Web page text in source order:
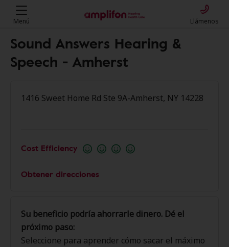
Menú Llámenos
Sound Answers Hearing &
Speech - Amherst
1416 Sweet Home Rd Ste 9A-Amherst, NY 14228
Cost Efficiency
Obtener direcciones
Su beneficio podría ahorrarle dinero. Dé el
próximo paso:
Seleccione para aprender cómo sacar el máximo